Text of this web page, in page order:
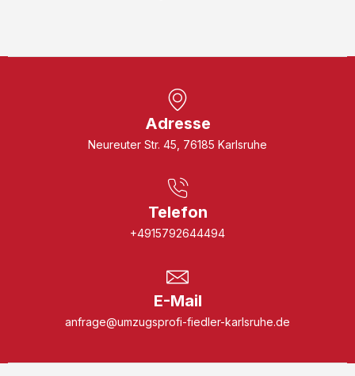
Adresse
Neureuter Str. 45, 76185 Karlsruhe
Telefon
+4915792644494
E-Mail
anfrage@umzugsprofi-fiedler-karlsruhe.de